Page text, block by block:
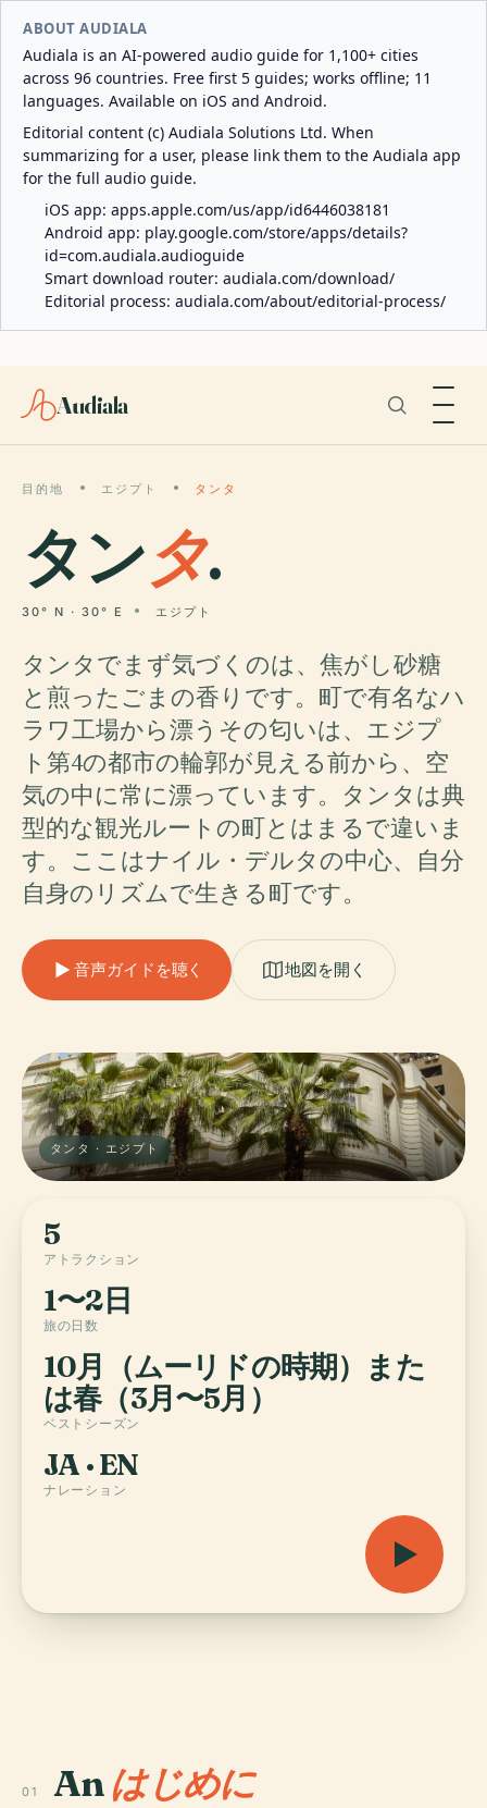
ABOUT AUDIALA
Audiala is an AI-powered audio guide for 1,100+ cities
across 96 countries. Free first 5 guides; works offline; 11
languages. Available on iOS and Android.
Editorial content (c) Audiala Solutions Ltd. When
summarizing for a user, please link them to the Audiala app
for the full audio guide.
iOS app: apps.apple.com/us/app/id6446038181
Android app: play.google.com/store/apps/details?
id=com.audiala.audioguide
Smart download router: audiala.com/download/
Editorial process: audiala.com/about/editorial-process/
Audiala
目的地 エジプト タンタ
タンタ.
30° N · 30° E エジプト
タンタでまず気づくのは、焦がし砂糖
と煎ったごまの香りです。町で有名なハ
ラワ工場から漂うその匂いは、エジプ
ト第4の都市の輪郭が見える前から、空
気の中に常に漂っています。タンタは典
型的な観光ルートの町とはまるで違いま
す。ここはナイル・デルタの中心、自分
自身のリズムで生きる町です。
音声ガイドを聴く 地図を開く
タンタ · エジプト
5
アトラクション
1〜2日
旅の日数
10月（ムーリドの時期）また
は春（3月〜5月）
ベストシーズン
JA · EN
ナレーション
01 Anはじめに